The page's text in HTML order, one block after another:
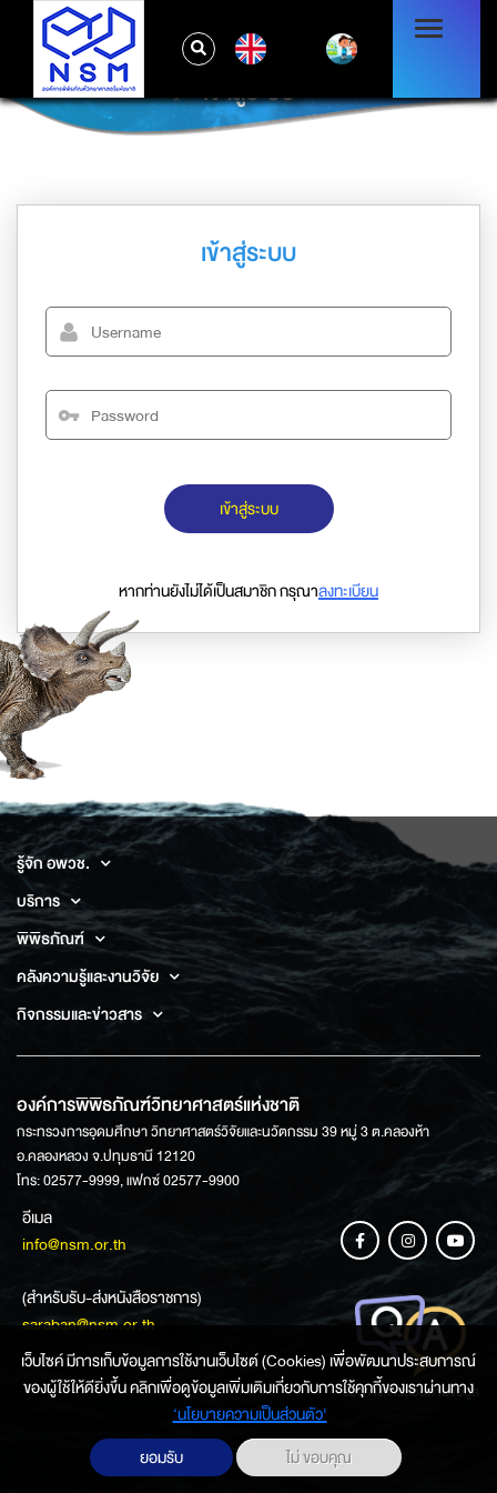
เข้าสู่ระบบ
เข้าสู่ระบบ
เข้าสู่ระบบ
หากท่านยังไม่ได้เป็นสมาชิก กรุณาลงทะเบียน
รู้จัก อพวช.
บริการ
พิพิธภัณฑ์
คลังความรู้และงานวิจัย
กิจกรรมและข่าวสาร
องค์การพิพิธภัณฑ์วิทยาศาสตร์แห่งชาติ
กระทรวงการอุดมศึกษา วิทยาศาสตร์วิจัยและนวัตกรรม 39 หมู่ 3 ต.คลองห้า
อ.คลองหลวง จ.ปทุมธานี 12120
โทร: 02577-9999, แฟกซ์ 02577-9900
อีเมล
info@nsm.or.th
(สำหรับรับ-ส่งหนังสือราชการ)
saraban@nsm.or.th
ช่องทางการสอบถามข้อมูล
เว็บไซค์ มีการเก็บข้อมูลการใช้งานเว็บไซต์ (Cookies) เพื่อพัฒนาประสบการณ์
ของผู้ใช้ให้ดียิ่งขึ้น คลิกเพื่อดูข้อมูลเพิ่มเติมเกี่ยวกับการใช้คุกกี้ของเราผ่านทาง
‘นโยบายความเป็นส่วนตัว'
ยอมรับ
ไม่ ขอบคุณ